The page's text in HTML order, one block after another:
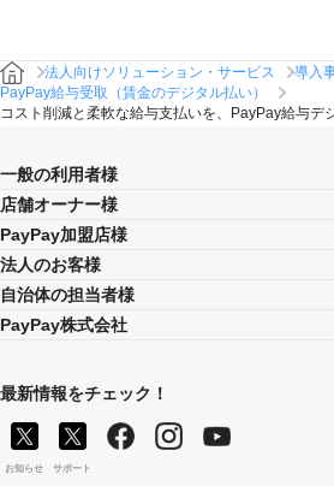
法人向けソリューション・サービス
導入
PayPay給与受取（賃金のデジタル払い）
コスト削減と柔軟な給与支払いを、PayPay給与デ
一般の利用者様
店舗オーナー様
PayPay加盟店様
法人のお客様
自治体の担当者様
PayPay株式会社
最新情報をチェック！
お知らせ サポート